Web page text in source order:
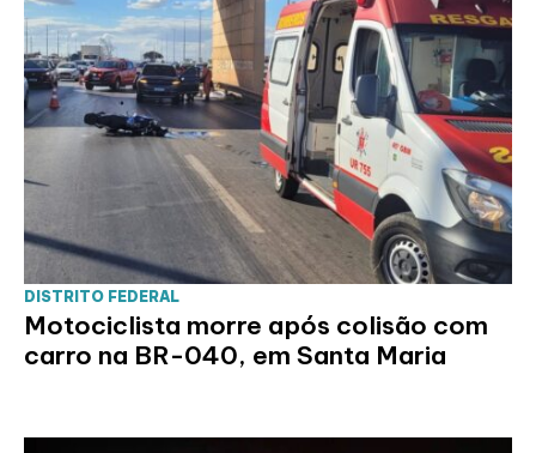
DISTRITO FEDERAL
Motociclista morre após colisão com
carro na BR-040, em Santa Maria